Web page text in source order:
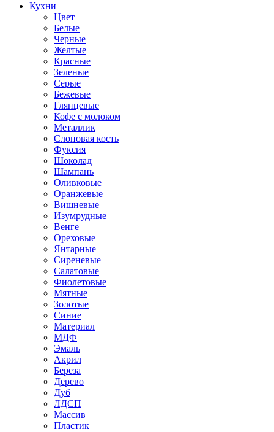
Кухни
Цвет
Белые
Черные
Желтые
Красные
Зеленые
Серые
Бежевые
Глянцевые
Кофе с молоком
Металлик
Слоновая кость
Фуксия
Шоколад
Шампань
Оливковые
Оранжевые
Вишневые
Изумрудные
Венге
Ореховые
Янтарные
Сиреневые
Салатовые
Фиолетовые
Мятные
Золотые
Синие
Материал
МДФ
Эмаль
Акрил
Береза
Дерево
Дуб
ЛДСП
Массив
Пластик